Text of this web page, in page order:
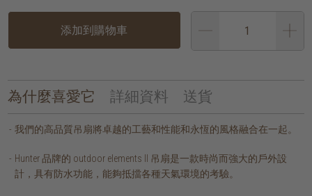
添加到購物車
為什麼喜愛它 詳細資料 送貨
我們的高品質吊扇將卓越的工藝和性能和永恆的風格融合在一起。
Hunter 品牌的 outdoor elements II 吊扇是一款時尚而強大的戶外設
計，具有防水功能，能夠抵擋各種天氣環境的考驗。